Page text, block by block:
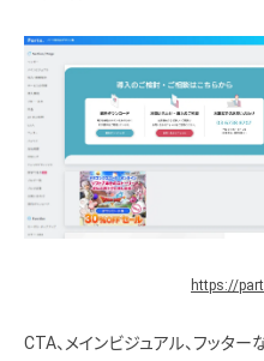
https://
CTA、メインビジュアル、フッタ